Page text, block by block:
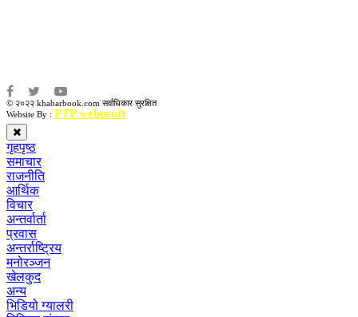
© २०२२ khabarbook.com सर्वाधिकार सुरक्षित
Website By : PTP webnsoft
गृहपृष्ठ
समाचार
राजनीति
आर्थिक
विचार
अन्तर्वार्ता
प्रवास
अन्तर्राष्ट्रिय
मनोरञ्जन
खेलकुद
अन्य
भिडियो ग्यालरी